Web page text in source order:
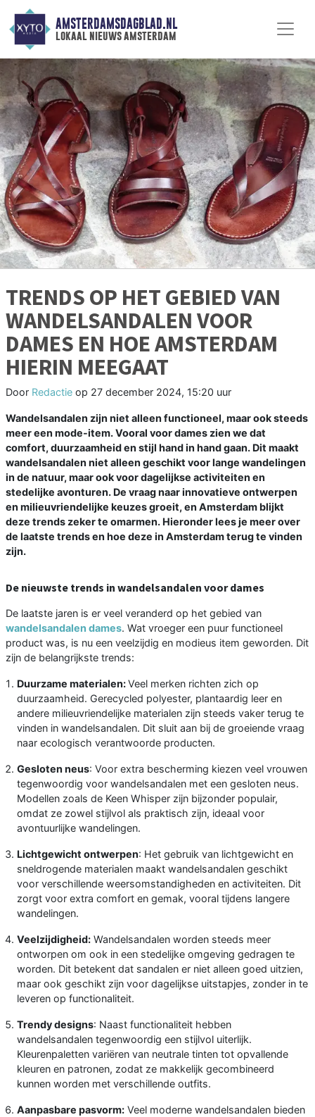
AMSTERDAMSDAGBLAD.NL
lokaal nieuws amsterdam
TRENDS OP HET GEBIED VAN
WANDELSANDALEN VOOR
DAMES EN HOE AMSTERDAM
HIERIN MEEGAAT
Door Redactie op 27 december 2024, 15:20 uur
Wandelsandalen zijn niet alleen functioneel, maar ook steeds
meer een mode-item. Vooral voor dames zien we dat
comfort, duurzaamheid en stijl hand in hand gaan. Dit maakt
wandelsandalen niet alleen geschikt voor lange wandelingen
in de natuur, maar ook voor dagelijkse activiteiten en
stedelijke avonturen. De vraag naar innovatieve ontwerpen
en milieuvriendelijke keuzes groeit, en Amsterdam blijkt
deze trends zeker te omarmen. Hieronder lees je meer over
de laatste trends en hoe deze in Amsterdam terug te vinden
zijn.
De nieuwste trends in wandelsandalen voor dames
De laatste jaren is er veel veranderd op het gebied van
wandelsandalen dames. Wat vroeger een puur functioneel
product was, is nu een veelzijdig en modieus item geworden. Dit
zijn de belangrijkste trends:
Duurzame materialen:Veel merken richten zich op
duurzaamheid. Gerecycled polyester, plantaardig leer en
andere milieuvriendelijke materialen zijn steeds vaker terug te
vinden in wandelsandalen. Dit sluit aan bij de groeiende vraag
naar ecologisch verantwoorde producten.
Gesloten neus: Voor extra bescherming kiezen veel vrouwen
tegenwoordig voor wandelsandalen met een gesloten neus.
Modellen zoals de Keen Whisper zijn bijzonder populair,
omdat ze zowel stijlvol als praktisch zijn, ideaal voor
avontuurlijke wandelingen.
Lichtgewicht ontwerpen: Het gebruik van lichtgewicht en
sneldrogende materialen maakt wandelsandalen geschikt
voor verschillende weersomstandigheden en activiteiten. Dit
zorgt voor extra comfort en gemak, vooral tijdens langere
wandelingen.
Veelzijdigheid: Wandelsandalen worden steeds meer
ontworpen om ook in een stedelijke omgeving gedragen te
worden. Dit betekent dat sandalen er niet alleen goed uitzien,
maar ook geschikt zijn voor dagelijkse uitstapjes, zonder in te
leveren op functionaliteit.
Trendy designs: Naast functionaliteit hebben
wandelsandalen tegenwoordig een stijlvol uiterlijk.
Kleurenpaletten variëren van neutrale tinten tot opvallende
kleuren en patronen, zodat ze makkelijk gecombineerd
kunnen worden met verschillende outfits.
Aanpasbare pasvorm: Veel moderne wandelsandalen bieden